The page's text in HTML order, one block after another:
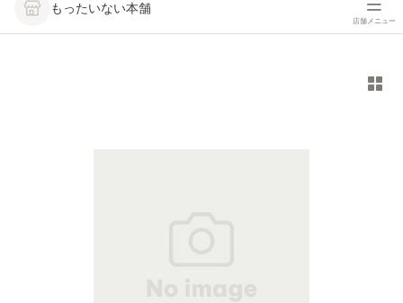
もったいない本舗
店舗メニュー